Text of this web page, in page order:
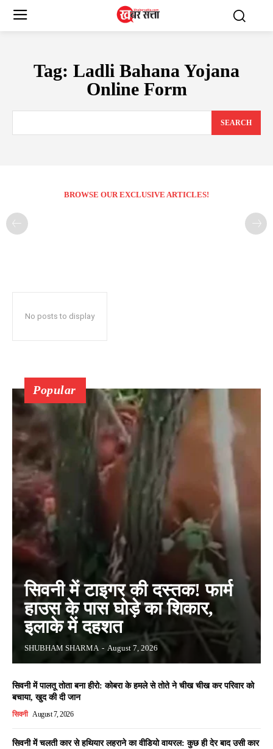
Tag: Ladli Bahana Yojana
Online Form
SEARCH
BROWSE OUR EXCLUSIVE ARTICLES!
No posts to display
Popular
सिवनी में टाइगर की दस्तक! फार्म
हाउस के पास घोड़े का शिकार,
इलाके में दहशत
SHUBHAM SHARMA - August 7, 2026
सिवनी में पालतू तोता बना हीरो: कोबरा के हमले से तोते ने चीख चीख कर परिवार को
बचाया, खुद की दी जान
सिवनी August 7, 2026
सिवनी में चलती कार से हथियार लहराने का वीडियो वायरल: कुछ ही देर बाद उसी कार